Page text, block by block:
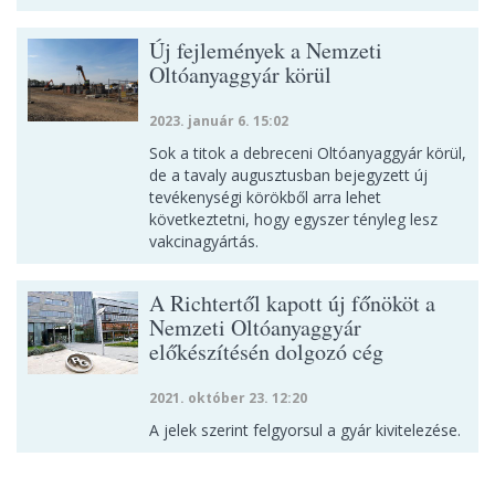
Új fejlemények a Nemzeti
Oltóanyaggyár körül
2023. január 6. 15:02
Sok a titok a debreceni Oltóanyaggyár körül,
de a tavaly augusztusban bejegyzett új
tevékenységi körökből arra lehet
következtetni, hogy egyszer tényleg lesz
vakcinagyártás.
A Richtertől kapott új főnököt a
Nemzeti Oltóanyaggyár
előkészítésén dolgozó cég
2021. október 23. 12:20
A jelek szerint felgyorsul a gyár kivitelezése.